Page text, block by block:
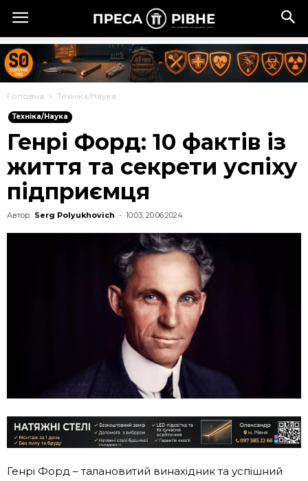
Головна Техніка/Наука
Техніка/Наука
Генрі Форд: 10 фактів із
життя та секрети успіху
підприємця
Автор: Serg Polyukhovich - 10:03, 20.06.2024
Генрі Форд – талановитий винахідник та успішний